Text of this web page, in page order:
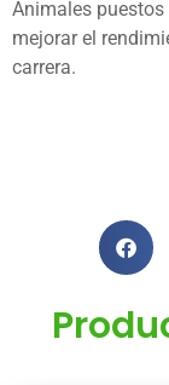
Animales puestos
mejorar el
carrera.